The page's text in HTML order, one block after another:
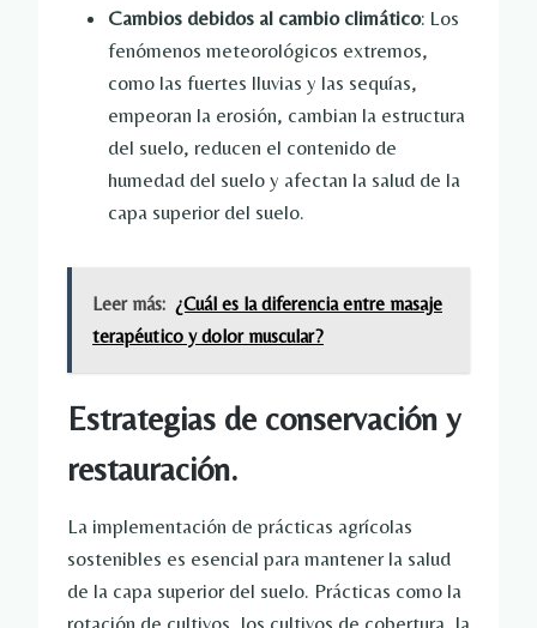
Cambios debidos al cambio climático: Los
fenómenos meteorológicos extremos,
como las fuertes lluvias y las sequías,
empeoran la erosión, cambian la estructura
del suelo, reducen el contenido de
humedad del suelo y afectan la salud de la
capa superior del suelo.
Leer más: ¿Cuál es la diferencia entre masaje
terapéutico y dolor muscular?
Estrategias de conservación y
restauración.
La implementación de prácticas agrícolas
sostenibles es esencial para mantener la salud
de la capa superior del suelo. Prácticas como la